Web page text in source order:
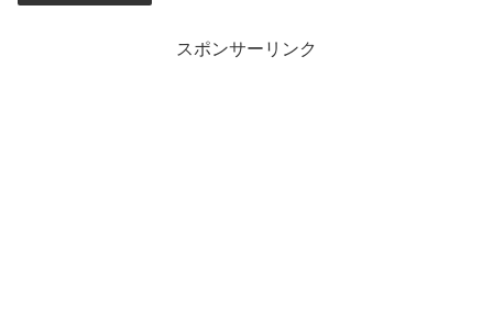
スポンサーリンク